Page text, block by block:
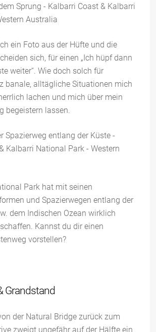
ein Foto aus der Hüfte und die
sich, für einen „Ich hüpf dann
weiter“. Wie doch solch für
banale, alltägliche Situationen mich
lachen und mich über mein
begeistern lassen.
Park hat mit seinen
und Spazierwegen entlang der
dem Indischen Ozean wirklich
Kannst du dir einen
vorstellen?
Grandstand
der Natural Bridge zurück zum
zweigt ungefähr auf der Hälfte ein